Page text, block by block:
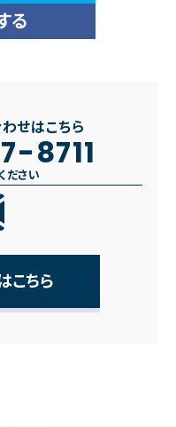
る
せはこちら
8711
ださい
こちら